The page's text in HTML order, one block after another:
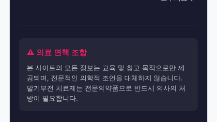
⚠️ 의료 면책 조항
본 사이트의 모든 정보는 교육 및 참고 목적으로만 제
공되며, 전문적인 의학적 조언을 대체하지 않습니다.
발기부전 치료제는 전문의약품으로 반드시 의사의 처
방이 필요합니다.